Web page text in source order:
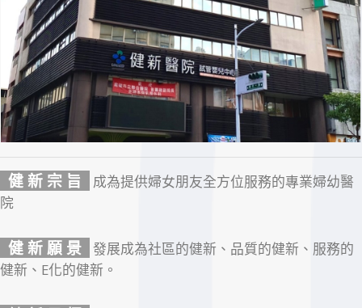
健 新 宗 旨
成為提供婦女朋友全方位服務的專業婦幼醫
院
健 新 願 景
發展成為社區的健新、品質的健新、服務的
健新、E化的健新。